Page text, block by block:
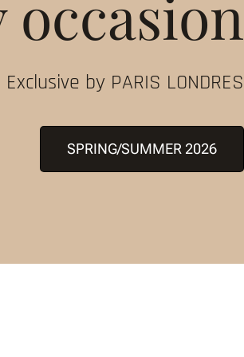
occasion
Exclusive by PARIS LONDRES
SPRING/SUMMER 2026